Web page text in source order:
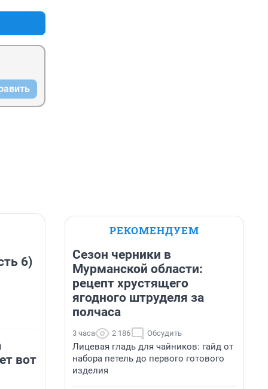
6)
вот
РЕКОМЕНДУЕМ
Сезон черники в
Мурманской области:
рецепт хрустящего
ягодного штруделя за
полчаса
3 часа 2 186 Обсудить
Лицевая гладь для чайников: гайд от
набора петель до первого готового
изделия